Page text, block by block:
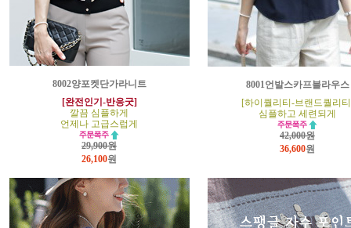
8002양포켓단가라니트
[완전인기-반응굿]
깔끔 심플하게
언제나 고급스럽게
29,900원
26,100원
8001언발스카프블라우스
[하이퀄리티-브랜드퀄리
심플하고 세련되게
42,000원
36,600원